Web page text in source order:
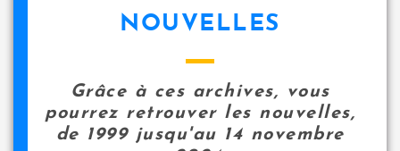
NOUVELLES
Grâce à ces archives, vous
pourrez retrouver les nouvelles,
de 1999 jusqu'au 14 novembre